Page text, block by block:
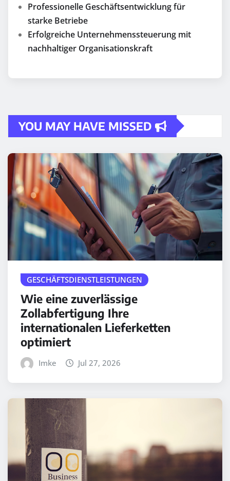
Professionelle Geschäftsentwicklung für
starke Betriebe
Erfolgreiche Unternehmenssteuerung mit
nachhaltiger Organisationskraft
YOU MAY HAVE MISSED
GESCHÄFTSDIENSTLEISTUNGEN
Wie eine zuverlässige
Zollabfertigung Ihre
internationalen Lieferketten
optimiert
Imke Jul 27, 2026